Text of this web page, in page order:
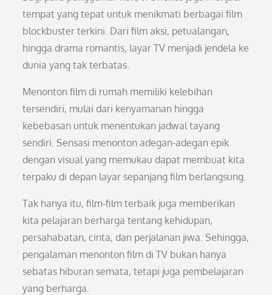
tempat yang tepat untuk menikmati berbagai film
blockbuster terkini. Dari film aksi, petualangan,
hingga drama romantis, layar TV menjadi jendela ke
dunia yang tak terbatas.
Menonton film di rumah memiliki kelebihan
tersendiri, mulai dari kenyamanan hingga
kebebasan untuk menentukan jadwal tayang
sendiri. Sensasi menonton adegan-adegan epik
dengan visual yang memukau dapat membuat kita
terpaku di depan layar sepanjang film berlangsung.
Tak hanya itu, film-film terbaik juga memberikan
kita pelajaran berharga tentang kehidupan,
persahabatan, cinta, dan perjalanan jiwa. Sehingga,
pengalaman menonton film di TV bukan hanya
sebatas hiburan semata, tetapi juga pembelajaran
yang berharga.